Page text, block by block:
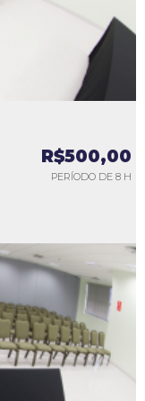
R$500,00
PERÍODO DE 8 H